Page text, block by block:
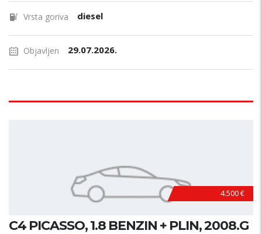
Vrsta goriva diesel
Objavljen 29.07.2026.
4.500 €
C4 PICASSO, 1.8 BENZIN + PLIN, 2008.G